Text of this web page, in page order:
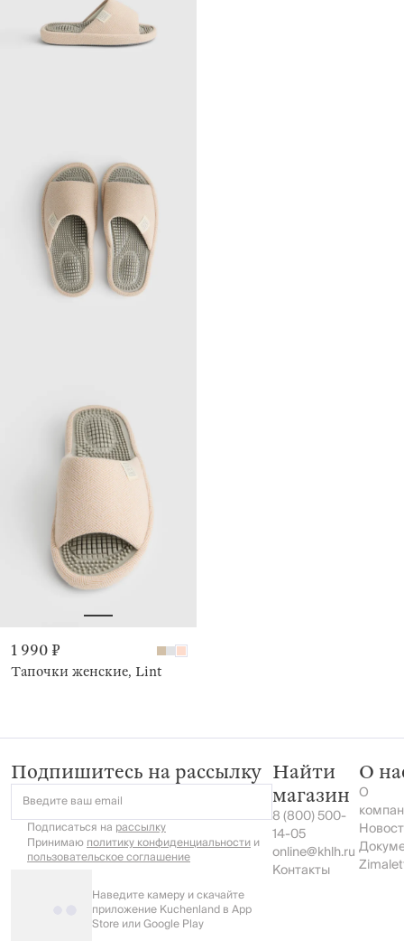
1 990 ₽
Тапочки женские, Lint
Подпишитесь на рассылку
Введите ваш email
Подписаться на рассылку
Принимаюполитику конфиденциальностии
пользовательское соглашение
Наведите камеру и скачайте
приложение Kuchenland в App
Store или Google Play
Найти
магазин
8 (800) 500-
14-05
online@khlh.ru
Контакты
О
О